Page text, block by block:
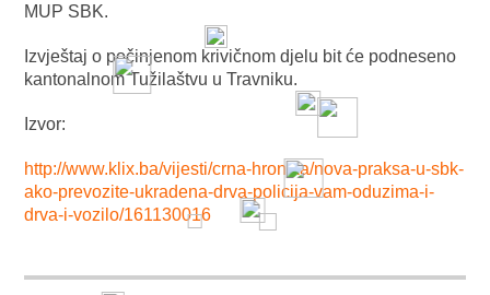
MUP SBK.
Izvještaj o počinjenom krivičnom djelu bit će podneseno
kantonalnom Tužilaštvu u Travniku.
Izvor:
http://www.klix.ba/vijesti/crna-hronika/nova-praksa-u-sbk-
ako-prevozite-ukradena-drva-policija-vam-oduzima-i-
drva-i-vozilo/161130016